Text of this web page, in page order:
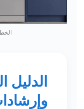
الدليل